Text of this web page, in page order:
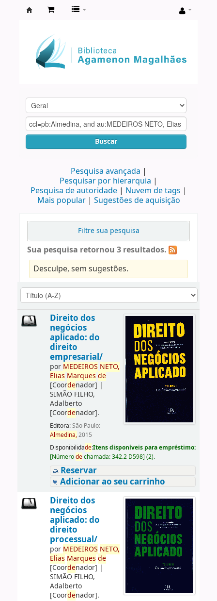
Agamenon
Magalhães
Buscar
Pesquisa avançada
Pesquisar por hierarquia
Pesquisa de autoridade
Nuvem de tags
Mais popular
Sugestões de aquisição
Filtre sua pesquisa
Sua pesquisa retornou 3 resultados.
Desculpe, sem sugestões.
Direito dos
negócios
aplicado: do
direito
empresarial/
por MEDEIROS NETO,
Elias Marques de
[Coordenador] |
SIMÃO FILHO,
Adalberto
[Coordenador].
Editora:São Paulo:
Almedina,2015
Disponibilidade:Itens disponíveis para empréstimo:
[Númerodechamada:342.2 D598] (2).
Reservar
Adicionar ao seu carrinho
Direito dos
negócios
aplicado: do
direito
processual/
por MEDEIROS NETO,
Elias Marques de
[Coordenador] |
SIMÃO FILHO,
Adalberto
[Coordenador].